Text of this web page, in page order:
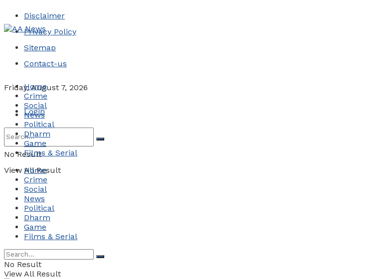
Disclaimer
Privacy Policy
Sitemap
Contact-us
Friday, August 7, 2026
Login
No Result
View All Result
Home
Crime
Social
News
Political
Dharm
Game
Films & Serial
Home
Crime
Social
News
Political
Dharm
Game
Films & Serial
No Result
View All Result